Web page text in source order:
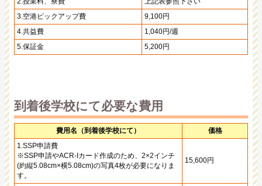
3.空港ピックアップ費
9,100円
4.共益費
1,040円/週
5.保証金
5,200円
到着後学校にて必要な費用
費用名（到着後学校にて）
価格
1.SSP申請費
※SSP申請やACR-Iカード作成のため、2×2インチ
(約縦5.08cm×横5.08cm)の写真4枚が必要になりま
す。
15,600円